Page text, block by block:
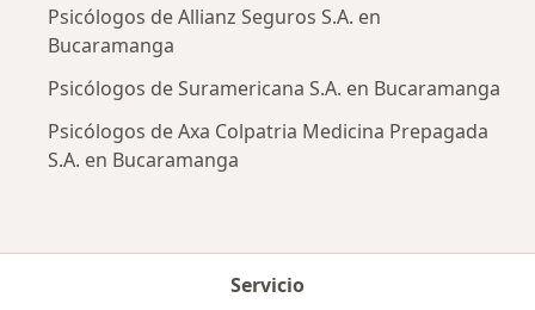
Psicólogos de Allianz Seguros S.A. en
Bucaramanga
Psicólogos de Suramericana S.A. en Bucaramanga
Psicólogos de Axa Colpatria Medicina Prepagada
S.A. en Bucaramanga
Servicio